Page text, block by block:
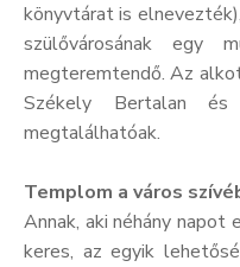
könyvtárat is
szülővárosának egy
megteremtendő. Az
Székely Bertalan
megtalálhatóak.
Templom a város
Annak, aki néhány
keres, az egyik